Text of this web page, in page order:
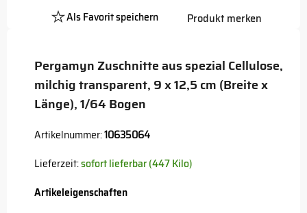
Pergamyn Zuschnitte aus spezial Cellulose,
milchig transparent, 9 x 12,5 cm (Breite x
Länge), 1/64 Bogen
Artikelnummer:10635064
Lieferzeit:sofort lieferbar (447 Kilo)
Artikeleigenschaften
Als Favorit speichern
Platzhalter
Produkt merken